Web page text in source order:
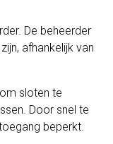
De beheerder
afhankelijk van
sloten te
Door snel te
beperkt.